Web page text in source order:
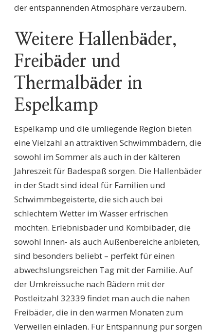
der entspannenden Atmosphäre verzaubern.
Weitere Hallenbäder,
Freibäder und
Thermalbäder in
Espelkamp
Espelkamp und die umliegende Region bieten
eine Vielzahl an attraktiven Schwimmbädern, die
sowohl im Sommer als auch in der kälteren
Jahreszeit für Badespaß sorgen. Die Hallenbäder
in der Stadt sind ideal für Familien und
Schwimmbegeisterte, die sich auch bei
schlechtem Wetter im Wasser erfrischen
möchten. Erlebnisbäder und Kombibäder, die
sowohl Innen- als auch Außenbereiche anbieten,
sind besonders beliebt – perfekt für einen
abwechslungsreichen Tag mit der Familie. Auf
der Umkreissuche nach Bädern mit der
Postleitzahl 32339 findet man auch die nahen
Freibäder, die in den warmen Monaten zum
Verweilen einladen. Für Entspannung pur sorgen